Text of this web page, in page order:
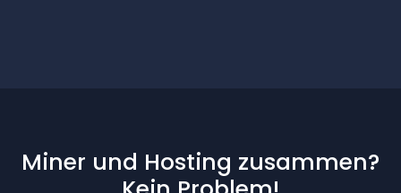
Miner und Hosting zusammen?